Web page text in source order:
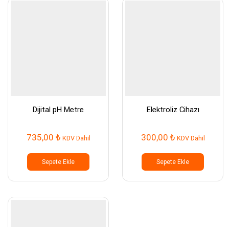
Dijital pH Metre
735,00 ₺ KDV Dahil
Sepete Ekle
Elektroliz Cihazı
300,00 ₺ KDV Dahil
Sepete Ekle